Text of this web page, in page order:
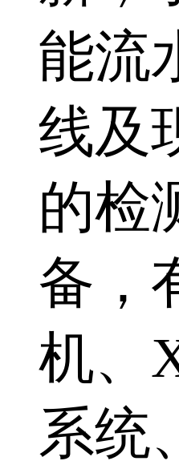
能流
线及
的检
备，
机、
系统